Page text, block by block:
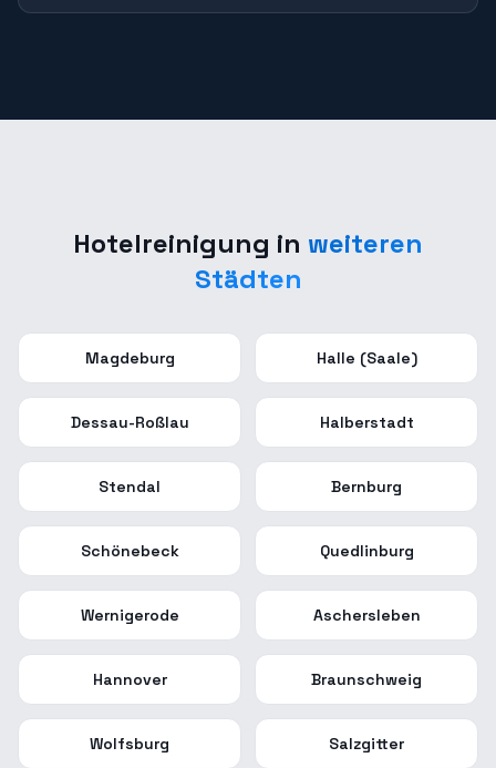
Hotelreinigung in weiteren
Städten
Magdeburg Halle (Saale)
Dessau-Roßlau Halberstadt
Stendal Bernburg
Schönebeck Quedlinburg
Wernigerode Aschersleben
Hannover Braunschweig
Wolfsburg Salzgitter